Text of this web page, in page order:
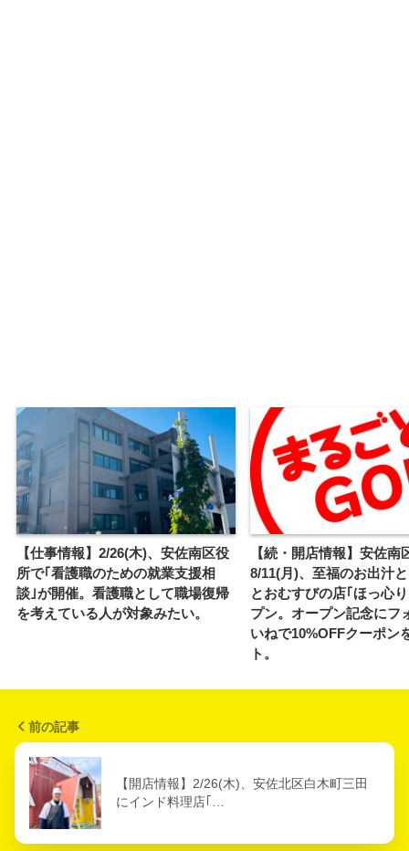
【仕事情報】2/26(木)、安佐南区役
所で｢看護職のための就業支援相
談｣が開催。看護職として職場復帰
を考えている人が対象みたい。
【続・開店情報】安佐南
8/11(月)、至福のお出汁
とおむすびの店｢ほっ心
プン。オープン記念にフ
いねで10%OFFクーポン
ト。
前の記事
【開店情報】2/26(木)、安佐北区白木町三田
にインド料理店｢…